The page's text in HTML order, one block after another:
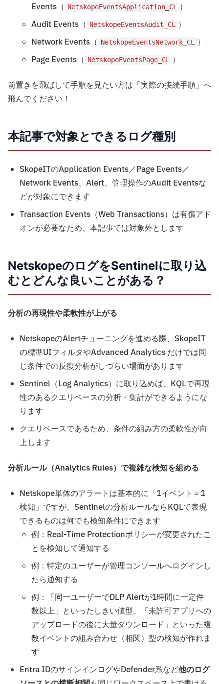
Events（ NetskopeEventsApplication_CL ）
Audit Events（ NetskopeEventsAudit_CL ）
Network Events（ NetskopeEventsNetwork_CL ）
Page Events（ NetskopeEventsPage_CL ）
前置きを飛ばして手順を見たい方は「実際の接続手順」へ
飛んでください！
本記事で対象とできるログ種別
SkopeITのApplication Events／Page Events／
Network Events、Alert、管理操作のAudit Eventsな
どが対象にできます
Transaction Events（Web Transactions）は有償アド
オンが必要なため、本記事では対象外とします
NetskopeのログをSentinelに取り込
むとどんな良いことがある？
分析の再現性や柔軟性が上がる
NetskopeのAlertチューニングを進める際、SkopeIT
の標準UIフィルタやAdvanced Analytics だけでは同
じ条件での反復分析がしづらい場面があります
Sentinel（Log Analytics）に取り込めば、KQLで再現
性のあるクエリベースの分析・集計ができるようにな
ります
クエリベースであるため、条件の組み方の柔軟性が向
上します
分析ルール（Analytics Rules）で複雑な検知を組める
Netskope単体のアラートは基本的に「1イベント＝1
検知」ですが、Sentinelの分析ルールならKQLで表現
できるものは何でも検知条件にできます
例：Real-Time Protectionポリシーが変更されたこ
とを検知して通知する
例：特定のユーザーが管理コンソールへログインし
たら通知する
例：「同一ユーザーでDLP Alertが1時間に一定件
数以上」といったしきい値型、「未許可アプリへの
アップロードの後に大量ダウンロード」といった複
数イベントの組み合わせ（相関）型の検知が作れま
す
Entra IDのサインインログやDefender系など他のログ